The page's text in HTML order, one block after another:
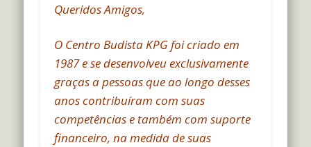
Queridos Amigos,
O Centro Budista KPG foi criado em
1987 e se desenvolveu exclusivamente
graças a pessoas que ao longo desses
anos contribuíram com suas
competências e também com suporte
financeiro, na medida de suas